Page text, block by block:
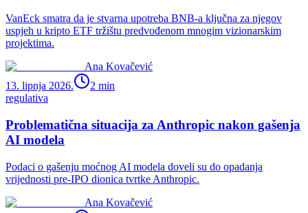
VanEck smatra da je stvarna upotreba BNB-a ključna za njegov
uspjeh u kripto ETF tržištu predvođenom mnogim vizionarskim
projektima.
Ana Kovačević
13. lipnja 2026.
2 min
regulativa
Problematična situacija za Anthropic nakon gašenja
AI modela
Podaci o gašenju moćnog AI modela doveli su do opadanja
vrijednosti pre-IPO dionica tvrtke Anthropic.
Ana Kovačević